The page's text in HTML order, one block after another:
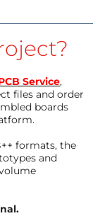
Service,
files and order
boards
formats, the
and